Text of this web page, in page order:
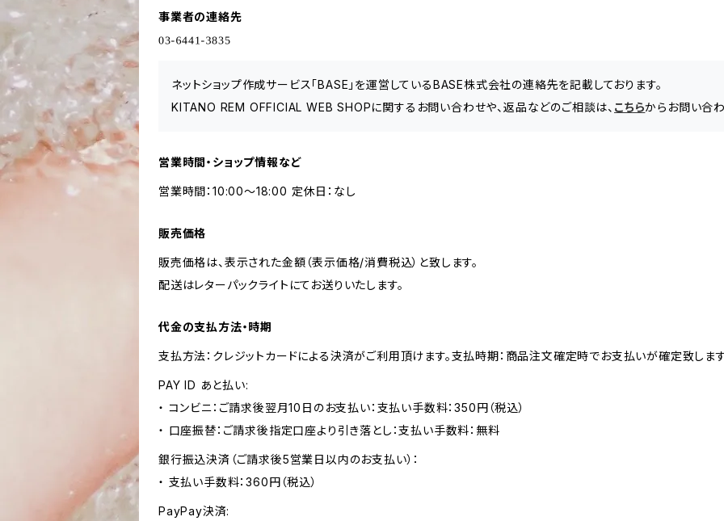
事業者の連絡先
ネットショップ作成サービス「BASE」を運営しているBASE株式会社の連絡先を記載しております。
KITANO REM OFFICIAL WEB SHOPに関するお問い合わせや、返品などのご相談は、 こちらからお問い合
営業時間・ショップ情報など
営業時間：10:00～18:00 定休日：なし
販売価格
販売価格は、表示された金額（表示価格/消費税込）と致します。
配送はレターパックライトにてお送りいたします。
代金の支払方法・時期
支払方法：クレジットカードによる決済がご利用頂けます。支払時期：商品注文確定時でお支払いが確定致します
PAY ID あと払い:
・ コンビニ：ご請求後翌月10日のお支払い：支払い手数料：350円（税込）
・ 口座振替：ご請求後指定口座より引き落とし：支払い手数料：無料
銀行振込決済（ご請求後5営業日以内のお支払い）：
・ 支払い手数料：360円（税込）
PayPay決済: